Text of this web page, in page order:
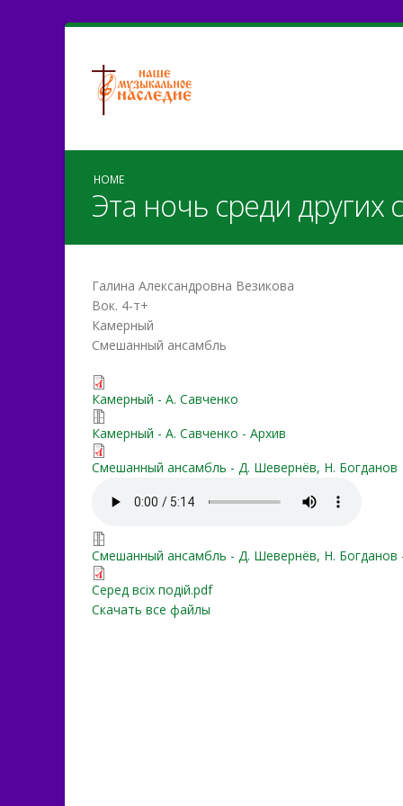
HOME
Эта ночь среди
Галина Александровна Везикова
Вок. 4-т+
Камерный
Смешанный ансамбль
rozhdestvenskaya-noch-
Камерный - А. Савченко
rozhdestvenskaya-noch.7z
Камерный - А. Савченко - Архив
Смешанный ансамбль - Д. Шевернёв, Н. Богданов
Смешанный ансамбль - Д. Шевернёв, Н. Богданов
Серед всіх подій.pdf
Серед всіх подій.pdf
Скачать все файлы